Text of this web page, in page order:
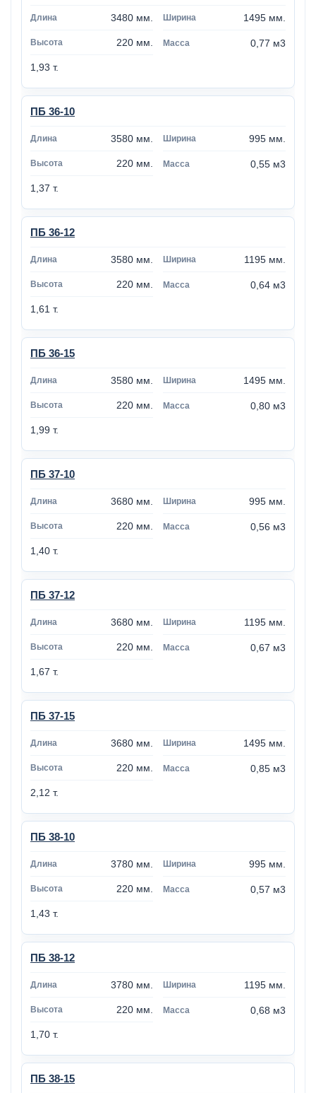
3480 мм. 1495 мм.
220 мм. 0,77 м3
1,93 т.
ПБ 36-10
3580 мм. 995 мм.
220 мм. 0,55 м3
1,37 т.
ПБ 36-12
3580 мм. 1195 мм.
220 мм. 0,64 м3
1,61 т.
ПБ 36-15
3580 мм. 1495 мм.
220 мм. 0,80 м3
1,99 т.
ПБ 37-10
3680 мм. 995 мм.
220 мм. 0,56 м3
1,40 т.
ПБ 37-12
3680 мм. 1195 мм.
220 мм. 0,67 м3
1,67 т.
ПБ 37-15
3680 мм. 1495 мм.
220 мм. 0,85 м3
2,12 т.
ПБ 38-10
3780 мм. 995 мм.
220 мм. 0,57 м3
1,43 т.
ПБ 38-12
3780 мм. 1195 мм.
220 мм. 0,68 м3
1,70 т.
ПБ 38-15